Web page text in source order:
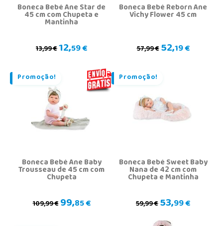
Boneca Bebé Ane Star de
45 cm com Chupeta e
Mantinha
13,99 €12,59 €
Boneca Bebé Reborn Ane
Vichy Flower 45 cm
57,99 €52,19 €
Promoção!
Boneca Bebé Ane Baby
Trousseau de 45 cm com
Chupeta
109,99 €99,85 €
Promoção!
Boneca Bebé Sweet Baby
Nana de 42 cm com
Chupeta e Mantinha
59,99 €53,99 €